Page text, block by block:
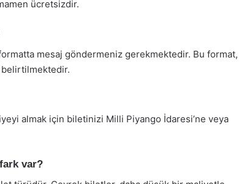
ücretsizdir.
mesaj göndermeniz gerekmektedir. Bu format,
belirtilmektedir.
almak için biletinizi Milli Piyango İdaresi’ne veya
var?